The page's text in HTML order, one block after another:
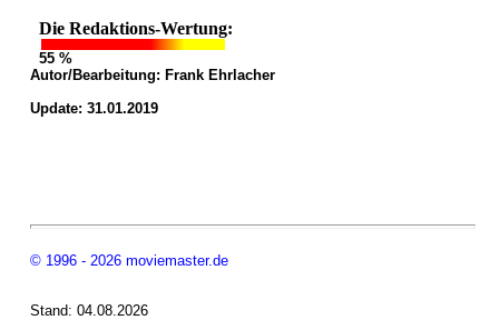
Die Redaktions-Wertung:
55 %
Autor/Bearbeitung: Frank Ehrlacher
Update: 31.01.2019
© 1996 - 2026 moviemaster.de
Stand: 04.08.2026